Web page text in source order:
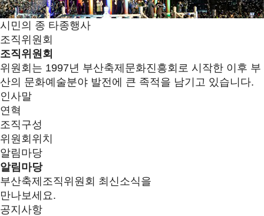
시민의 종 타종행사
조직위원회
조직위원회
위원회는 1997년 부산축제문화진흥회로 시작한 이후 부
산의 문화예술분야 발전에 큰 족적을 남기고 있습니다.
인사말
연혁
조직구성
위원회위치
알림마당
알림마당
부산축제조직위원회 최신소식을
만나보세요.
공지사항